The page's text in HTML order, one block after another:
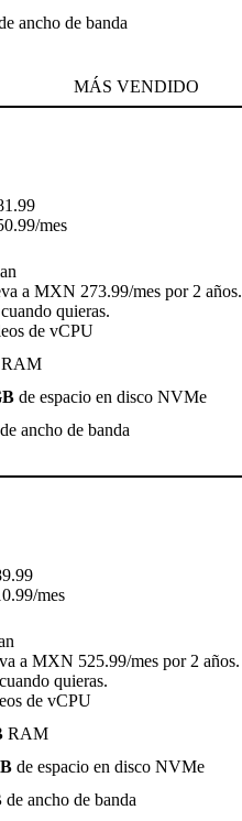
ancho de banda
MÁS VENDIDO
/mes
a MXN 273.99/mes por 2 años.
quieras.
de vCPU
RAM
de espacio en disco NVMe
de ancho de banda
/mes
a MXN 525.99/mes por 2 años.
quieras.
de vCPU
RAM
de espacio en disco NVMe
de ancho de banda